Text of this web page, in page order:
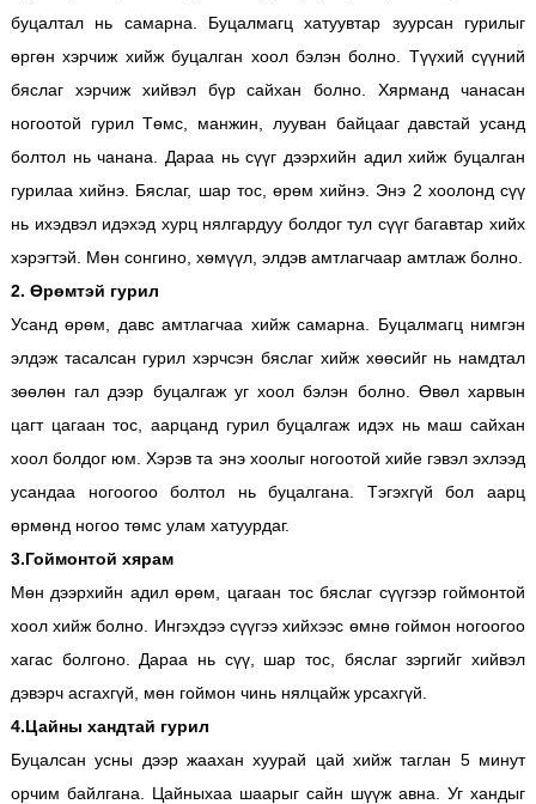
буцалтал нь самарна. Буцалмагц хатуувтар зуурсан гурилыг
өргөн хэрчиж хийж буцалган хоол бэлэн болно. Түүхий сүүний
бяслаг хэрчиж хийвэл бүр сайхан болно. Хярманд чанасан
ногоотой гурил Төмс, манжин, лууван байцааг давстай усанд
болтол нь чанана. Дараа нь сүүг дээрхийн адил хийж буцалган
гурилаа хийнэ. Бяслаг, шар тос, өрөм хийнэ. Энэ 2 хоолонд сүү
нь ихэдвэл идэхэд хурц нялгардуу болдог тул сүүг багавтар хийх
хэрэгтэй. Мөн сонгино, хөмүүл, элдэв амтлагчаар амтлаж болно.
2. Өрөмтэй гурил
Усанд өрөм, давс амтлагчаа хийж самарна. Буцалмагц нимгэн
элдэж тасалсан гурил хэрчсэн бяслаг хийж хөөсийг нь намдтал
зөөлөн гал дээр буцалгаж уг хоол бэлэн болно. Өвөл харвын
цагт цагаан тос, аарцанд гурил буцалгаж идэх нь маш сайхан
хоол болдог юм. Хэрэв та энэ хоолыг ногоотой хийе гэвэл эхлээд
усандаа ногоогоо болтол нь буцалгана. Тэгэхгүй бол аарц
өрмөнд ногоо төмс улам хатуурдаг.
3.Гоймонтой хярам
Мөн дээрхийн адил өрөм, цагаан тос бяслаг сүүгээр гоймонтой
хоол хийж болно. Ингэхдээ сүүгээ хийхээс өмнө гоймон ногоогоо
хагас болгоно. Дараа нь сүү, шар тос, бяслаг зэргийг хийвэл
дэвэрч асгахгүй, мөн гоймон чинь нялцайж урсахгүй.
4.Цайны хандтай гурил
Буцалсан усны дээр жаахан хуурай цай хийж таглан 5 минут
орчим байлгана. Цайныхаа шаарыг сайн шүүж авна. Уг хандыг